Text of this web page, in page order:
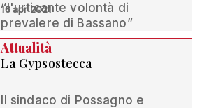
“l'urticante volontà di
prevalere di Bassano”
16 apr 2021
Attualità
La Gypsostecca
Il sindaco di Possagno e